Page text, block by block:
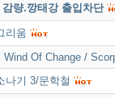
감량.깡태강 출입차단
리움
Wind Of Change /
나기 3/문학철